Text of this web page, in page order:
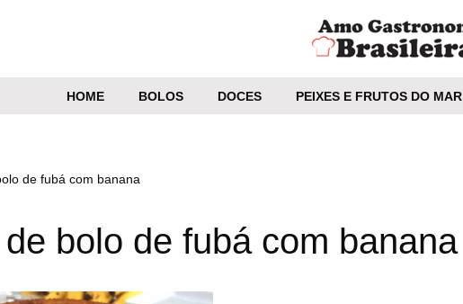
HOME BOLOS DOCES PEIXES E FRUTOS DO MAR
de fubá com banana
bolo de fubá com banana